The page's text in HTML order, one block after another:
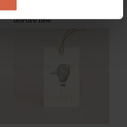
Etiquette baptême photo et
dorure fine